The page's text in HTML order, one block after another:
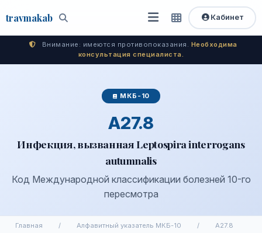
travmakab Поиск
Открыть
меню
Быстрый
доступ
Кабинет
Внимание: имеются противопоказания. Необходима
консультация специалиста.
МКБ-10
A27.8
Инфекция, вызванная Leptospira interrogans
autumnalis
Код Международной классификации болезней 10-го
пересмотра
Главная / Алфавитный указатель МКБ-10 / A27.8